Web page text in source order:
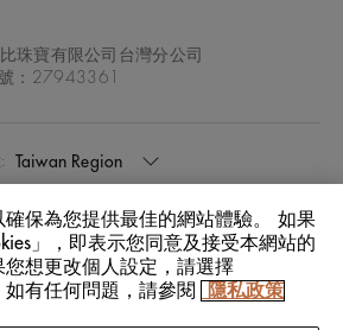
珠寶有限公司台灣分公司
：27943361
Taiwan Region
語言: 中文
確保為您提供最佳的網站體驗。 如果
」，即表示您同意及接受本網站的
您想更改個人設定，請選擇
如有任何問題，請參閱
隱私政策